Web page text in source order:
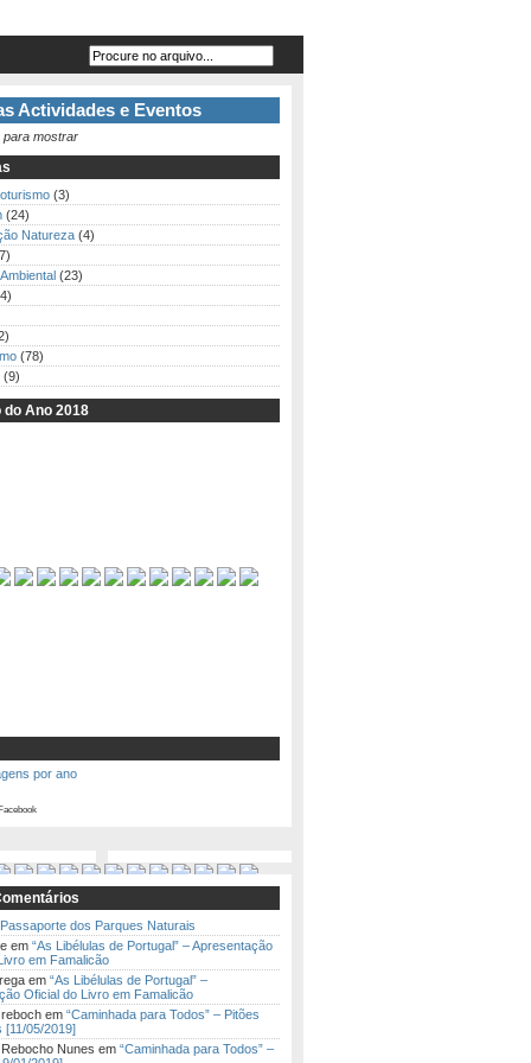
Actividades e Eventos
para mostrar
(3)
(24)
Natureza (4)
(23)
(78)
(9)
do Ano 2018
por ano
Passaporte dos Parques Naturais
em “As Libélulas de Portugal” – Apresentação
em Famalicão
em “As Libélulas de Portugal” –
Oficial do Livro em Famalicão
em “Caminhada para Todos” – Pitões
[11/05/2019]
Nunes em “Caminhada para Todos” –